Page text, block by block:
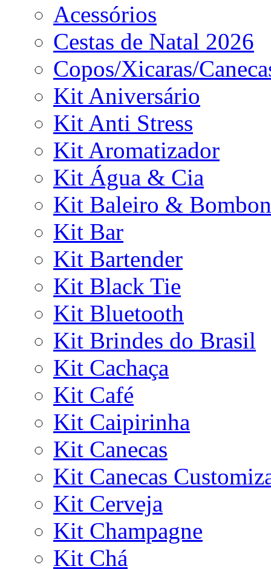
Acessórios
Cestas de Natal 2026
Copos/Xicaras/
Kit Aniversário
Kit Anti Stress
Kit Aromatizador
Kit Água & Cia
Kit Baleiro &
Kit Bar
Kit Bartender
Kit Black Tie
Kit Bluetooth
Kit Brindes do Brasil
Kit Cachaça
Kit Café
Kit Caipirinha
Kit Canecas
Kit Canecas
Kit Cerveja
Kit Champagne
Kit Chá